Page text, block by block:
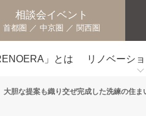
相談会イベント
首都圏 ／ 中京圏 ／ 関西圏
」とは リノベーシ
大胆な提案も織り交ぜ完成した洗練の住ま